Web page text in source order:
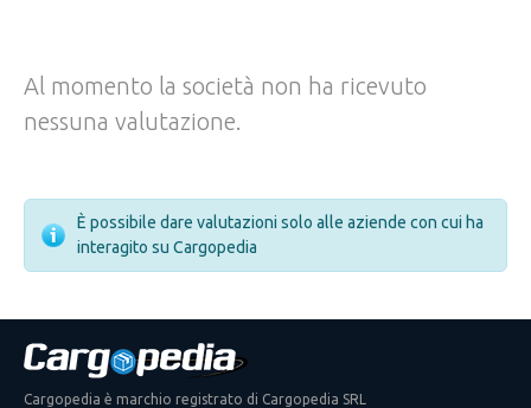
Al momento la società non ha ricevuto
nessuna valutazione.
È possibile dare valutazioni solo alle aziende con cui ha
interagito su Cargopedia
Cargopedia è marchio registrato di Cargopedia SRL